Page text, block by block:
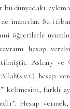
bu dünyadaki
inanırlar. Bu
öğretilerle uyumlu
hesap
Askary ve
hesap
kelimesini, farklı
Hesap vermek,